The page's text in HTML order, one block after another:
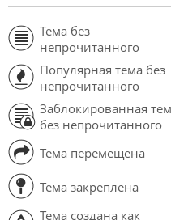
Тема без
непрочитанного
Популярная тема без
непрочитанного
Заблокированная
без непрочитанного
Тема перемещена
Тема закреплена
Тема создана как